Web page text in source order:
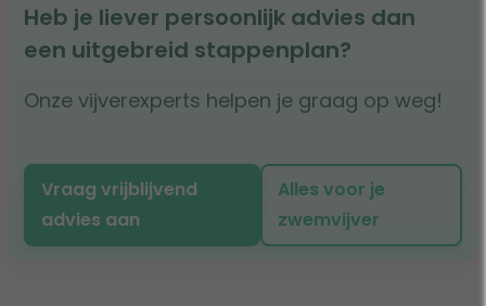
Heb je liever persoonlijk advies dan
een uitgebreid stappenplan?
Onze vijverexperts helpen je graag op weg!
Vraag vrijblijvend
advies aan
Alles voor je
zwemvijver